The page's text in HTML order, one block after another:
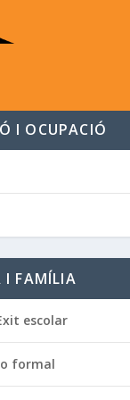
I OCUPACIÓ
I FAMÍLIA
escolar
formal